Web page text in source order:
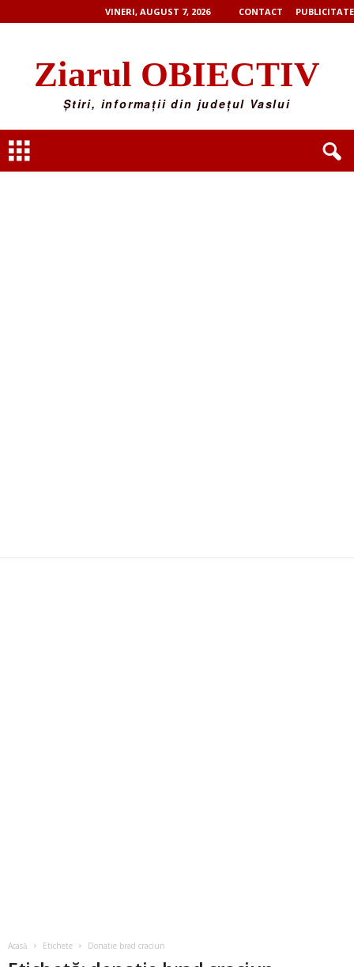
VINERI, AUGUST 7, 2026 CONTACT PUBLICITATE
Ziarul OBIECTIV
Știri, informații din județul Vaslui
Acasă Etichete Donatie brad craciun